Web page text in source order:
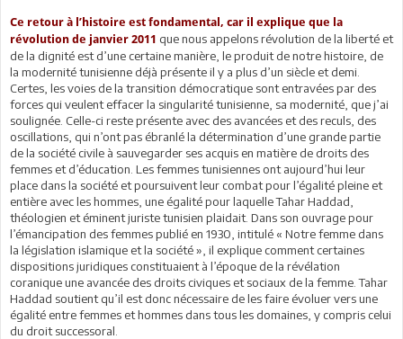
Ce retour à l’histoire est fondamental, car il explique que la
révolution de janvier 2011 que nous appelons révolution de la liberté et
de la dignité est d’une certaine manière, le produit de notre histoire, de
la modernité tunisienne déjà présente il y a plus d’un siècle et demi.
Certes, les voies de la transition démocratique sont entravées par des
forces qui veulent effacer la singularité tunisienne, sa modernité, que j’ai
soulignée. Celle-ci reste présente avec des avancées et des reculs, des
oscillations, qui n’ont pas ébranlé la détermination d’une grande partie
de la société civile à sauvegarder ses acquis en matière de droits des
femmes et d’éducation. Les femmes tunisiennes ont aujourd’hui leur
place dans la société et poursuivent leur combat pour l’égalité pleine et
entière avec les hommes, une égalité pour laquelle Tahar Haddad,
théologien et éminent juriste tunisien plaidait. Dans son ouvrage pour
l’émancipation des femmes publié en 1930, intitulé « Notre femme dans
la législation islamique et la société », il explique comment certaines
dispositions juridiques constituaient à l’époque de la révélation
coranique une avancée des droits civiques et sociaux de la femme. Tahar
Haddad soutient qu’il est donc nécessaire de les faire évoluer vers une
égalité entre femmes et hommes dans tous les domaines, y compris celui
du droit successoral.